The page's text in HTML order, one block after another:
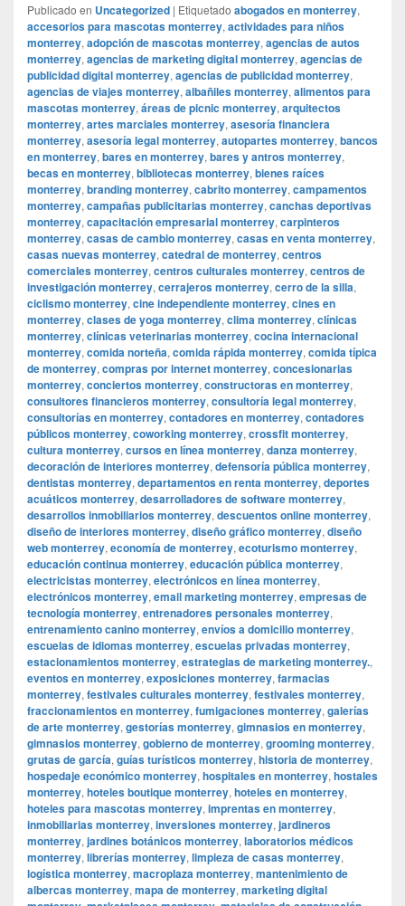
Publicado en Uncategorized | Etiquetado abogados en monterrey,
accesorios para mascotas monterrey, actividades para niños
monterrey, adopción de mascotas monterrey, agencias de autos
monterrey, agencias de marketing digital monterrey, agencias de
publicidad digital monterrey, agencias de publicidad monterrey,
agencias de viajes monterrey, albañiles monterrey, alimentos para
mascotas monterrey, áreas de picnic monterrey, arquitectos
monterrey, artes marciales monterrey, asesoría financiera
monterrey, asesoría legal monterrey, autopartes monterrey, bancos
en monterrey, bares en monterrey, bares y antros monterrey,
becas en monterrey, bibliotecas monterrey, bienes raíces
monterrey, branding monterrey, cabrito monterrey, campamentos
monterrey, campañas publicitarias monterrey, canchas deportivas
monterrey, capacitación empresarial monterrey, carpinteros
monterrey, casas de cambio monterrey, casas en venta monterrey,
casas nuevas monterrey, catedral de monterrey, centros
comerciales monterrey, centros culturales monterrey, centros de
investigación monterrey, cerrajeros monterrey, cerro de la silla,
ciclismo monterrey, cine independiente monterrey, cines en
monterrey, clases de yoga monterrey, clima monterrey, clínicas
monterrey, clínicas veterinarias monterrey, cocina internacional
monterrey, comida norteña, comida rápida monterrey, comida típica
de monterrey, compras por internet monterrey, concesionarias
monterrey, conciertos monterrey, constructoras en monterrey,
consultores financieros monterrey, consultoría legal monterrey,
consultorías en monterrey, contadores en monterrey, contadores
públicos monterrey, coworking monterrey, crossfit monterrey,
cultura monterrey, cursos en línea monterrey, danza monterrey,
decoración de interiores monterrey, defensoría pública monterrey,
dentistas monterrey, departamentos en renta monterrey, deportes
acuáticos monterrey, desarrolladores de software monterrey,
desarrollos inmobiliarios monterrey, descuentos online monterrey,
diseño de interiores monterrey, diseño gráfico monterrey, diseño
web monterrey, economía de monterrey, ecoturismo monterrey,
educación continua monterrey, educación pública monterrey,
electricistas monterrey, electrónicos en línea monterrey,
electrónicos monterrey, email marketing monterrey, empresas de
tecnología monterrey, entrenadores personales monterrey,
entrenamiento canino monterrey, envíos a domicilio monterrey,
escuelas de idiomas monterrey, escuelas privadas monterrey,
estacionamientos monterrey, estrategias de marketing monterrey.,
eventos en monterrey, exposiciones monterrey, farmacias
monterrey, festivales culturales monterrey, festivales monterrey,
fraccionamientos en monterrey, fumigaciones monterrey, galerías
de arte monterrey, gestorías monterrey, gimnasios en monterrey,
gimnasios monterrey, gobierno de monterrey, grooming monterrey,
grutas de garcía, guías turísticos monterrey, historia de monterrey,
hospedaje económico monterrey, hospitales en monterrey, hostales
monterrey, hoteles boutique monterrey, hoteles en monterrey,
hoteles para mascotas monterrey, imprentas en monterrey,
inmobiliarias monterrey, inversiones monterrey, jardineros
monterrey, jardines botánicos monterrey, laboratorios médicos
monterrey, librerías monterrey, limpieza de casas monterrey,
logística monterrey, macroplaza monterrey, mantenimiento de
albercas monterrey, mapa de monterrey, marketing digital